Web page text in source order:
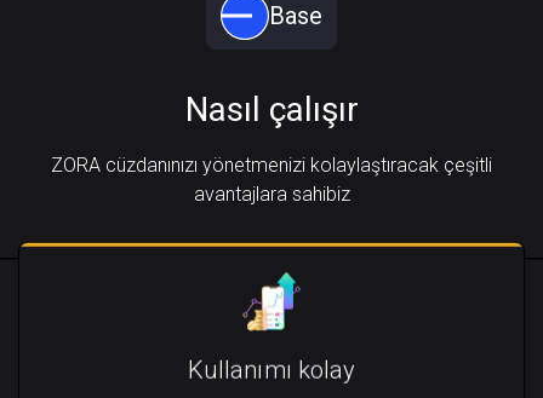
Base
Nasıl çalışır
ZORA cüzdanınızı yönetmenizi kolaylaştıracak çeşitli
avantajlara sahibiz
Kullanımı kolay